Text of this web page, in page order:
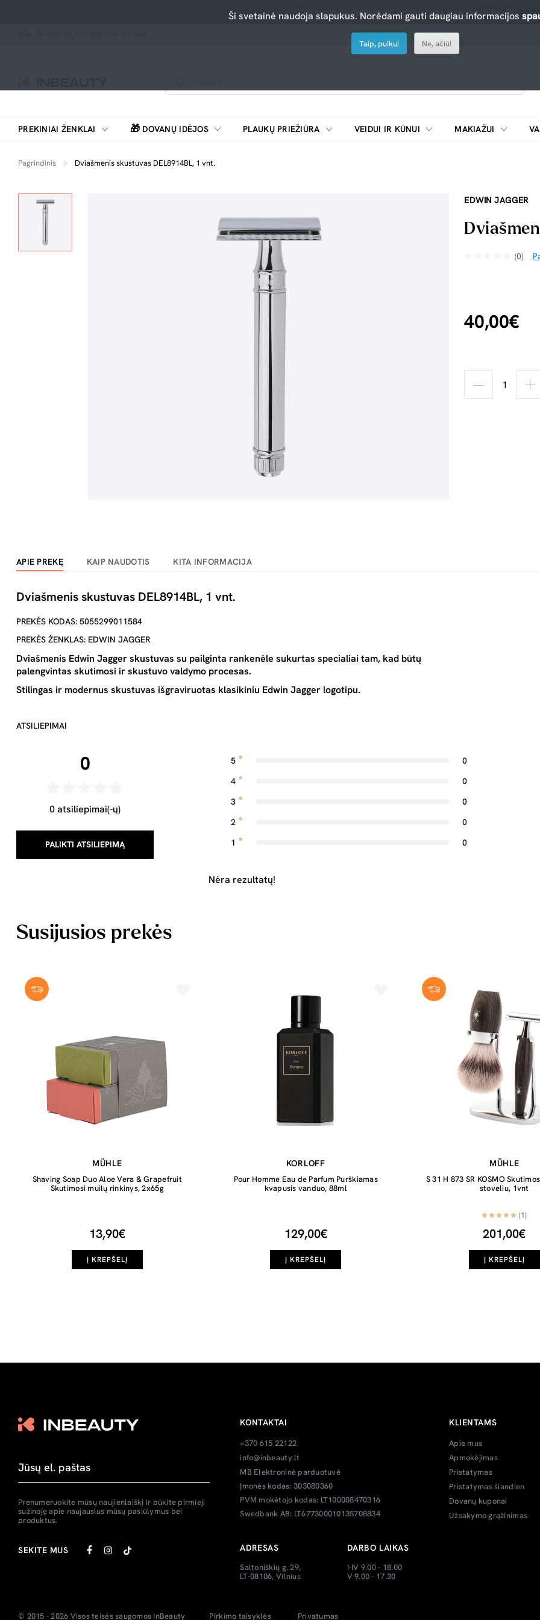
-10% nuolaida atrinktiems produktams su kodu PERKU10
PREKINIAI ŽENKLAI 🎁 DOVANŲ IDĖJOS PLAUKŲ PRIEŽIŪRA VEIDUI IR KŪNUI MAKIAŽUI
Pagrindinis Dviašmenis skustuvas DEL8914BL, 1 vnt.
EDWIN JAGGER
(0)
40,00€
APIE PREKĘ KAIP NAUDOTIS KITA INFORMACIJA
Dviašmenis skustuvas DEL8914BL, 1 vnt.
PREKĖS KODAS: 5055299011584
PREKĖS ŽENKLAS: EDWIN JAGGER
Dviašmenis Edwin Jagger skustuvas su pailginta rankenėle sukurtas specialiai tam, kad būtų
palengvintas skutimosi ir skustuvo valdymo procesas.
Stilingas ir modernus skustuvas išgraviruotas klasikiniu Edwin Jagger logotipu.
ATSILIEPIMAI
0
0 atsiliepimai(-ų)
PALIKTI ATSILIEPIMĄ
5
0
4
0
3
0
2
0
1
0
Nėra rezultatų!
Susijusios prekės
MÜHLE
Shaving Soap Duo Aloe Vera & Grapefruit
Skutimosi muilų rinkinys, 2x65g
13,90€
Į KREPŠELĮ
KORLOFF
Pour Homme Eau de Parfum Purškiamas
kvapusis vanduo, 88ml
129,00€
Į KREPŠELĮ
MÜHLE
S 31 H 873 SR KOSMO
stoveliu, 1vnt
(1)
201,00€
Į KREPŠELĮ
Prenumeruokite mūsų naujienlaiškį ir būkite pirmieji
sužinoję apie naujausius mūsų pasiūlymus bei
produktus.
SEKITE MUS
KONTAKTAI
+370 615 22122
info@inbeauty.lt
MB Elektroninė parduotuvė
Įmonės kodas: 303080360
PVM mokėtojo kodas: LT100008470316
Swedbank AB: LT677300010135708834
ADRESAS
Saltoniškių g. 29,
LT-08106, Vilnius
DARBO LAIKAS
I-IV 9.00 - 18.00
V 9.00 - 17.30
KLIENTAMS
Apie mus
Apmokėjimas
Pristatymas
Pristatymas šiandien
Dovanų kuponai
Užsakymo grąžinimas
© 2015 - 2026 Visos teisės saugomos InBeauty Pirkimo taisyklės Privatumas
Ši svetainė naudoja slapukus. Norėdami gauti daugiau informacijos
Taip, puiku! Ne, ačiū!